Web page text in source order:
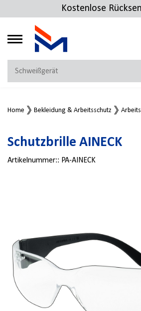
Kostenlose
4.72
MEIN KONTO
Jetzt anmelden
NEU BEI FMOSER?
Jetzt registrieren
Home Bekleidung & Arbeitsschutz
Schutzbrille AINECK
Artikelnummer:: PA-AINECK